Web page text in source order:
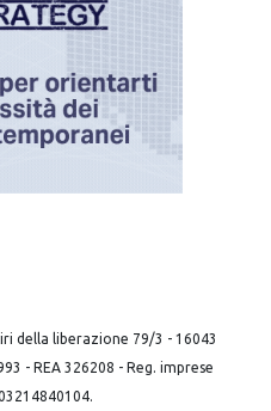
della liberazione 79/3 - 16043
- REA 326208 - Reg. imprese